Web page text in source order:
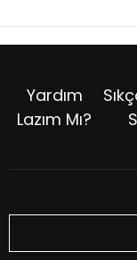
Yardım
Lazım Mı?